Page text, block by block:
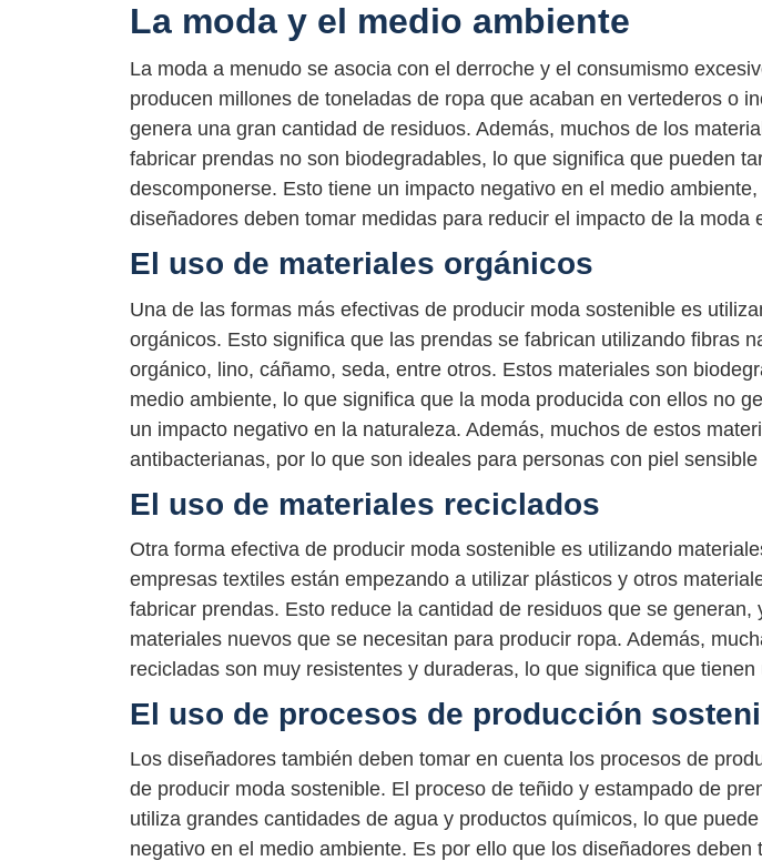
La moda y el medio ambiente
La moda a menudo se asocia con el derroche y el consumismo
producen millones de toneladas de ropa que acaban en vertederos o
genera una gran cantidad de residuos. Además, muchos de los
fabricar prendas no son biodegradables, lo que significa que pueden
descomponerse. Esto tiene un impacto negativo en el medio
diseñadores deben tomar medidas para reducir el impacto de la moda
El uso de materiales orgánicos
Una de las formas más efectivas de producir moda sostenible es
orgánicos. Esto significa que las prendas se fabrican utilizando fibras
orgánico, lino, cáñamo, seda, entre otros. Estos materiales son
medio ambiente, lo que significa que la moda producida con ellos no
un impacto negativo en la naturaleza. Además, muchos de estos
antibacterianas, por lo que son ideales para personas con piel
El uso de materiales reciclados
Otra forma efectiva de producir moda sostenible es utilizando
empresas textiles están empezando a utilizar plásticos y otros
fabricar prendas. Esto reduce la cantidad de residuos que se generan,
materiales nuevos que se necesitan para producir ropa. Además,
recicladas son muy resistentes y duraderas, lo que significa que
El uso de procesos de producción
Los diseñadores también deben tomar en cuenta los procesos de
de producir moda sostenible. El proceso de teñido y estampado de
utiliza grandes cantidades de agua y productos químicos, lo que
negativo en el medio ambiente. Es por ello que los diseñadores deben